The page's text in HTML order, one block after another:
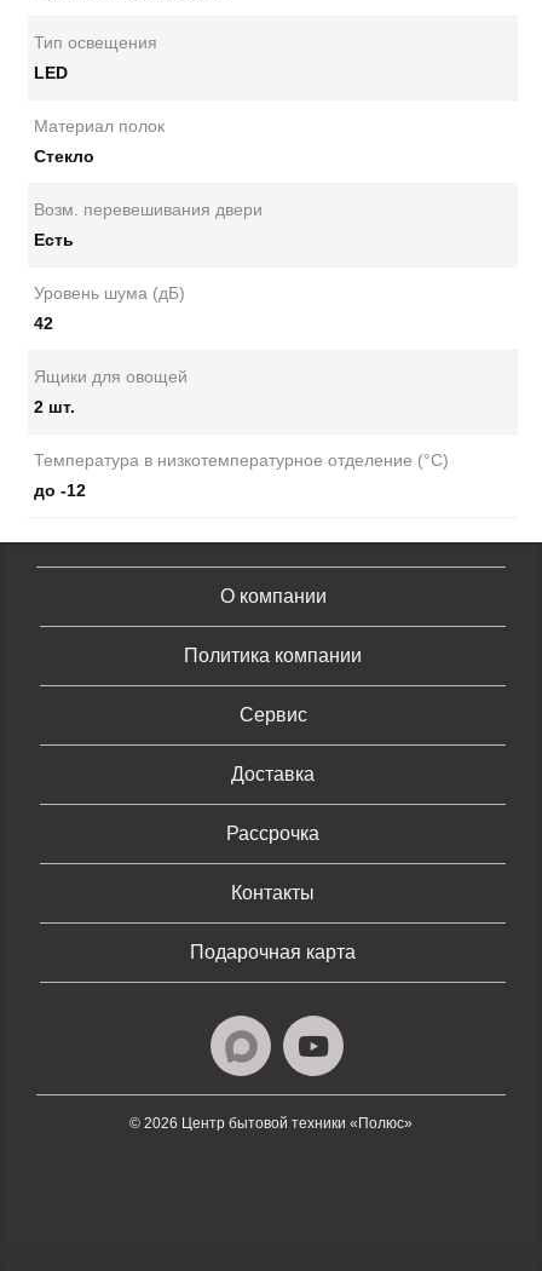
Тип освещения
LED
Материал полок
Стекло
Возм. перевешивания двери
Есть
Уровень шума (дБ)
42
Ящики для овощей
2 шт.
Температура в низкотемпературное отделение (°C)
до -12
О компании
Политика компании
Сервис
Доставка
Рассрочка
Контакты
Подарочная карта
© 2026 Центр бытовой техники «Полюс»